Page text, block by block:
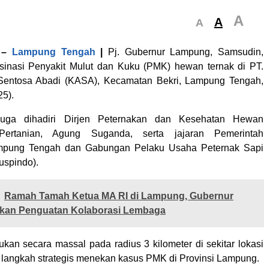
A A A
– Lampung Tengah
Pj. Gubernur Lampung, Samsudin,
Penyakit Mulut dan Kuku (PMK) hewan ternak di PT.
Abadi (KASA), Kecamatan Bekri, Lampung Tengah,
dihadiri Dirjen Peternakan dan Kesehatan Hewan
Agung Suganda, serta jajaran Pemerintah
Tengah dan Gabungan Pelaku Usaha Peternak Sapi
Ramah Tamah Ketua MA RI di Lampung, Gubernur
Penguatan Kolaborasi Lembaga
secara massal pada radius 3 kilometer di sekitar lokasi
strategis menekan kasus PMK di Provinsi Lampung.